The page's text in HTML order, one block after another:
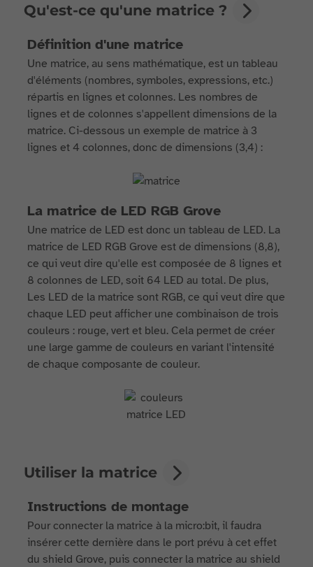
Qu'est-ce qu'une matrice ?
Définition d'une matrice
Une matrice, au sens mathématique, est un tableau
d'éléments (nombres, symboles, expressions, etc.)
répartis en lignes et colonnes. Les nombres de
lignes et de colonnes s'appellent dimensions de la
matrice. Ci-dessous un exemple de matrice à 3
lignes et 4 colonnes, donc de dimensions (3,4) :
La matrice de LED RGB Grove
Une matrice de LED est donc un tableau de LED. La
matrice de LED RGB Grove est de dimensions (8,8),
ce qui veut dire qu'elle est composée de 8 lignes et
8 colonnes de LED, soit 64 LED au total. De plus,
Les LED de la matrice sont RGB, ce qui veut dire que
chaque LED peut afficher une combinaison de trois
couleurs : rouge, vert et bleu. Cela permet de créer
une large gamme de couleurs en variant l'intensité
de chaque composante de couleur.
Utiliser la matrice
Instructions de montage
Pour connecter la matrice à la micro:bit, il faudra
insérer cette dernière dans le port prévu à cet effet
du shield Grove, puis connecter la matrice au shield